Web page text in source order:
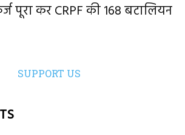
पूरा कर CRPF की 168 बटालियन
SUPPORT US